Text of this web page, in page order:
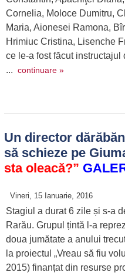
Cornelia, Moloce Dumitru,
Maria, Aionesei Ramona,
Hrimiuc Cristina, Lisenche
ce le-a fost făcut
... continuare »
Un director
să schieze pe
sta oleacă?”
Vineri, 15 Ianuarie, 2016
Stagiul a durat 6 zile și s-a
Rarău. Grupul țintă l-a
doua jumătate a anului
la proiectul „Vreau să fiu
2015) finanțat din resurse